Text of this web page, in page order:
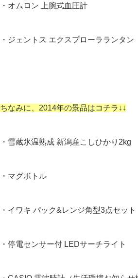
・オムロン 上腕式血圧計
・ジェントス エクスプローラランタン
ちなみに、2014年の景品はコチラ↓↓
・雪蔵氷温熟成 新潟産こしひかり2kg
・マグボトル
・イワキ パック&レンジ角型3点セット
・停電センサー付 LEDサーチライト